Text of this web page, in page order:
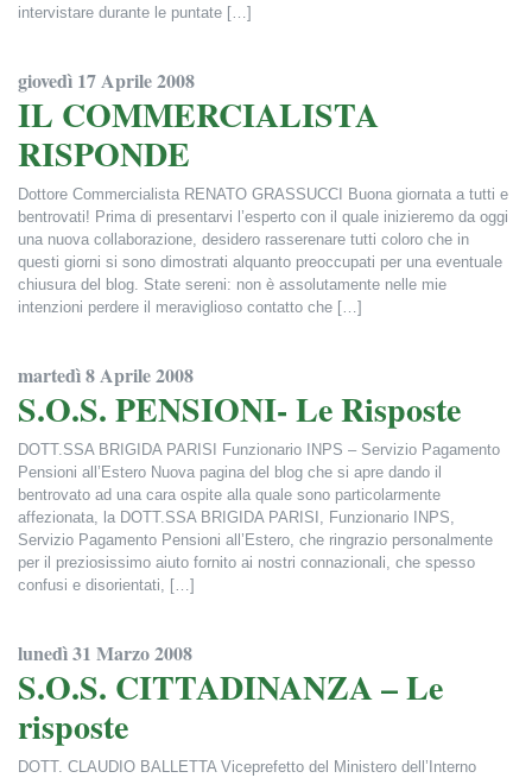
intervistare durante le puntate […]
giovedì 17 Aprile 2008
IL COMMERCIALISTA
RISPONDE
Dottore Commercialista RENATO GRASSUCCI Buona giornata a tutti e
bentrovati! Prima di presentarvi l’esperto con il quale inizieremo da oggi
una nuova collaborazione, desidero rasserenare tutti coloro che in
questi giorni si sono dimostrati alquanto preoccupati per una eventuale
chiusura del blog. State sereni: non è assolutamente nelle mie
intenzioni perdere il meraviglioso contatto che […]
martedì 8 Aprile 2008
S.O.S. PENSIONI- Le Risposte
DOTT.SSA BRIGIDA PARISI Funzionario INPS – Servizio Pagamento
Pensioni all’Estero Nuova pagina del blog che si apre dando il
bentrovato ad una cara ospite alla quale sono particolarmente
affezionata, la DOTT.SSA BRIGIDA PARISI, Funzionario INPS,
Servizio Pagamento Pensioni all’Estero, che ringrazio personalmente
per il preziosissimo aiuto fornito ai nostri connazionali, che spesso
confusi e disorientati, […]
lunedì 31 Marzo 2008
S.O.S. CITTADINANZA – Le
risposte
DOTT. CLAUDIO BALLETTA Viceprefetto del Ministero dell’Interno